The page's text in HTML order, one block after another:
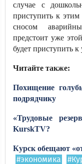
случае с
приступить к этим
сносом
предстоит уже
будет приступить к
Читайте также:
Похищение
подрядчику
«Трудовые
KurskTV?
Курск обещают
#экономика